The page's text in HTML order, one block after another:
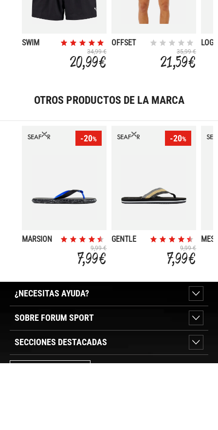
SWIM
34,99 €
20,99 €
OFFSET
35,99 €
21,59 €
OTROS PRODUCTOS DE LA MARCA
-20%
MARSION
9,99 €
7,99 €
-20%
GENTLE
9,99 €
7,99 €
¿NECESITAS AYUDA?
SOBRE FORUM SPORT
SECCIONES DESTACADAS